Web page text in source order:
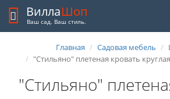
ВиллаШоп
Ваш сад. Ваш стиль.
Главная Садовая мебель
"Стильяно" плетеная кровать
"Стильяно"